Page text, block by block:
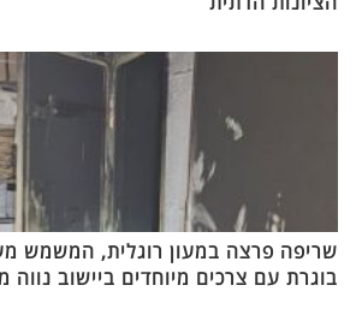
שריפה פרצה במעון רוגלית, המשמש
בוגרת עם צרכים מיוחדים ביישוב נווה